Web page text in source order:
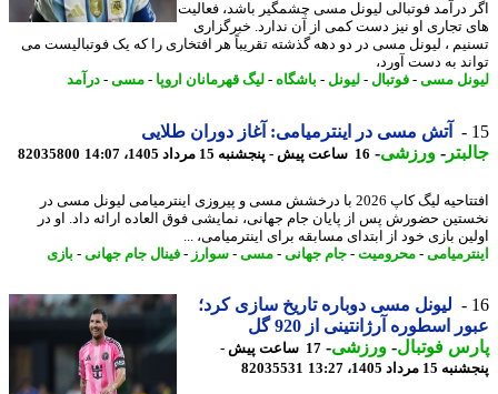
درآمد فوتبالی لیونل مسی چشمگیر باشد، فعالیت
تجاری او نیز دست کمی از آن ندارد. خبرگزاری
، لیونل مسی در دو دهه گذشته تقریباً هر افتخاری را که یک فوتبالیست می
به دست آورد،
مسی-فوتبال-لیونل-باشگاه-لیگ قهرمانان اروپا - مسی-درآمد
آتش مسی در اینترمیامی: آغاز دوران طلایی
-ورزشی-16 ساعت پیش - پنجشنبه 15 مرداد 1405، 14:07 82035800
افتتاحیه لیگ کاپ 2026 با درخشش مسی و پیروزی اینترمیامی لیونل مسی در
حضورش پس از پایان جام جهانی، نمایشی فوق العاده ارائه داد. او در
بازی خود از ابتدای مسابقه برای اینترمیامی، ...
-محرومیت-جام جهانی-مسی-سوارز- فینال جام جهانی-بازی
لیونل مسی دوباره تاریخ سازی کرد؛
اسطوره آرژانتینی از 920 گل
فوتبال-ورزشی-
17 ساعت پیش -
1405، 13:27
82035531